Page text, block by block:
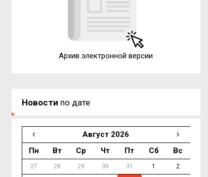
Архив электронной версии
Новости по дате
Август 2026
Пн
Вт Ср Чт Пт Сб Вс
27 28 29 30 31 1 2